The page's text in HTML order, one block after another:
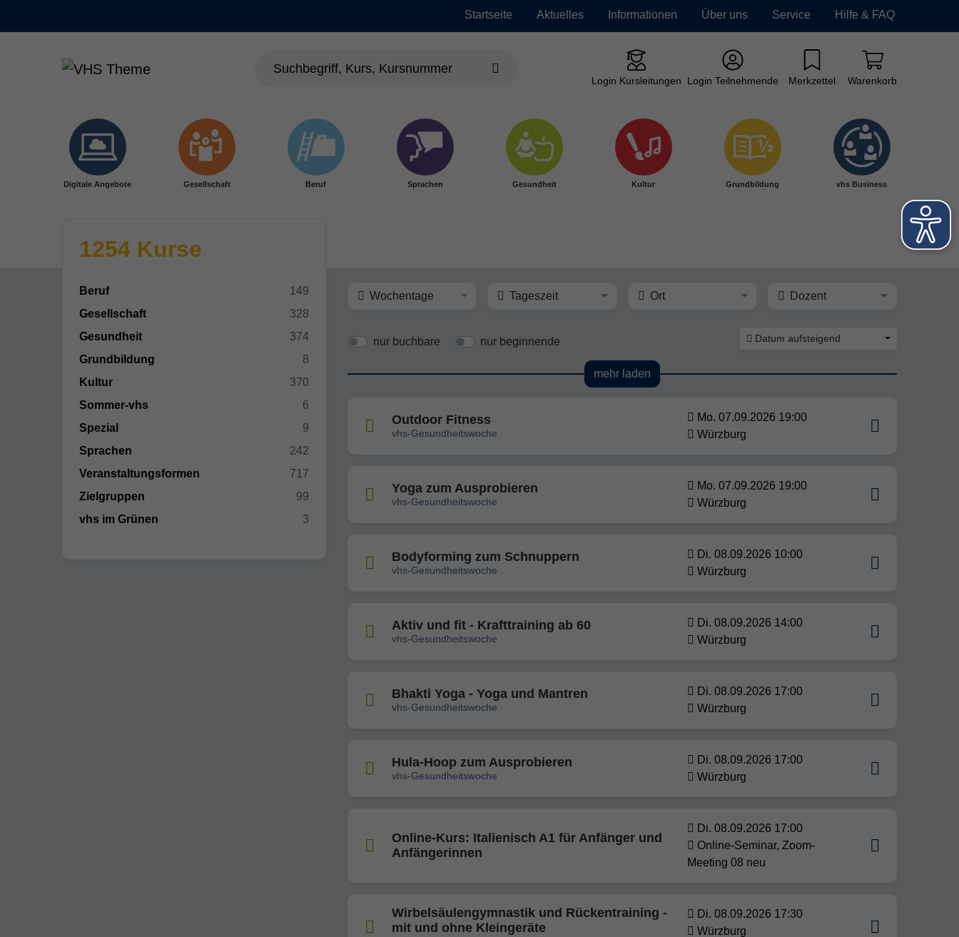
Startseite Aktuelles Informationen Über uns Service Hilfe & FAQ
Login Kursleitungen Login Teilnehmende Merkzettel Warenkorb
Digitale Angebote Gesellschaft Beruf Sprachen Gesundheit Kultur Grundbildung vhs Business
1254 Kurse
Beruf
149
Gesellschaft
328
Gesundheit
374
Grundbildung
8
Kultur
370
Sommer-vhs
6
Spezial
9
Sprachen
242
Veranstaltungsformen
717
Zielgruppen
99
vhs im Grünen
3
Wochentage Tageszeit Ort Dozent
nur buchbare nur beginnende Datum aufsteigend
mehr laden
Outdoor Fitness
vhs-Gesundheitswoche
Mo. 07.09.2026 19:00
Würzburg
Yoga zum Ausprobieren
vhs-Gesundheitswoche
Mo. 07.09.2026 19:00
Würzburg
Bodyforming zum Schnuppern
vhs-Gesundheitswoche
Di. 08.09.2026 10:00
Würzburg
Aktiv und fit - Krafttraining ab 60
vhs-Gesundheitswoche
Di. 08.09.2026 14:00
Würzburg
Bhakti Yoga - Yoga und Mantren
vhs-Gesundheitswoche
Di. 08.09.2026 17:00
Würzburg
Hula-Hoop zum Ausprobieren
vhs-Gesundheitswoche
Di. 08.09.2026 17:00
Würzburg
Online-Kurs: Italienisch A1 für Anfänger und
Anfängerinnen
Di. 08.09.2026 17:00
Online-Seminar, Zoom-
Meeting 08 neu
Wirbelsäulengymnastik und Rückentraining -
mit und ohne Kleingeräte
Di. 08.09.2026 17:30
Würzburg